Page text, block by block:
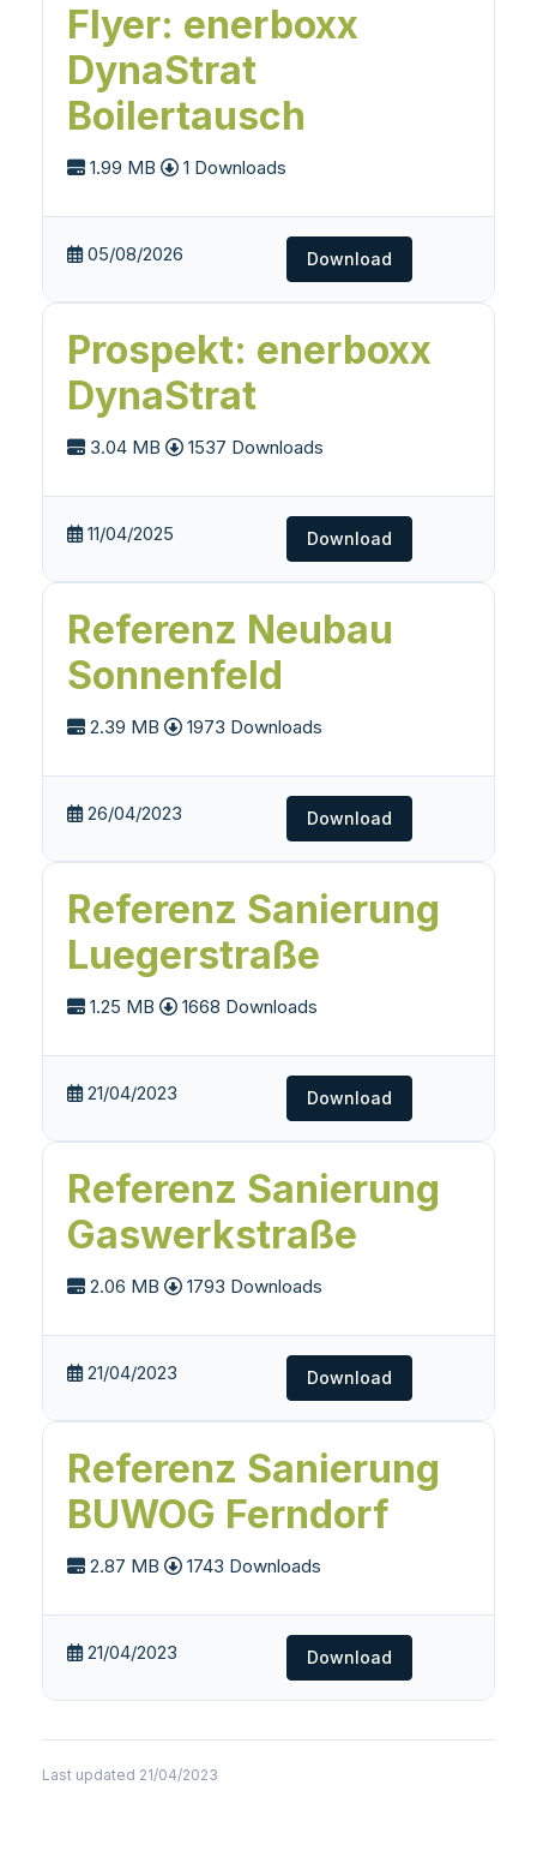
Flyer: enerboxx
DynaStrat
Boilertausch
1.99 MB 1 Downloads
05/08/2026 Download
Prospekt: enerboxx
DynaStrat
3.04 MB 1537 Downloads
11/04/2025 Download
Referenz Neubau
Sonnenfeld
2.39 MB 1973 Downloads
26/04/2023 Download
Referenz Sanierung
Luegerstraße
1.25 MB 1668 Downloads
21/04/2023 Download
Referenz Sanierung
Gaswerkstraße
2.06 MB 1793 Downloads
21/04/2023 Download
Referenz Sanierung
BUWOG Ferndorf
2.87 MB 1743 Downloads
21/04/2023 Download
Last updated 21/04/2023